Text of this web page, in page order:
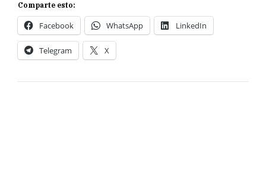
Comparte esto:
Facebook WhatsApp LinkedIn
Telegram X